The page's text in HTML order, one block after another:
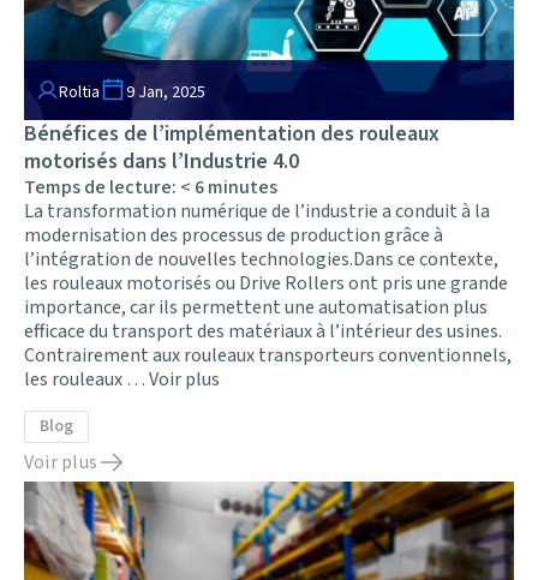
Roltia 9 Jan, 2025
Bénéfices de l’implémentation des rouleaux
motorisés dans l’Industrie 4.0
Temps de lecture: < 6minutes
La transformation numérique de l’industrie a conduit à la
modernisation des processus de production grâce à
l’intégration de nouvelles technologies.Dans ce contexte,
les rouleaux motorisés ou Drive Rollers ont pris une grande
importance, car ils permettent une automatisation plus
efficace du transport des matériaux à l’intérieur des usines.
Contrairement aux rouleaux transporteurs conventionnels,
les rouleaux …Voir plus
Blog
Voir plus